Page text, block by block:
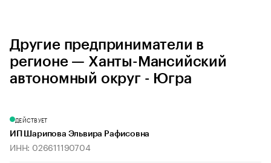
Другие предприниматели в
регионе — Ханты-Мансийский
автономный округ - Югра
ДЕЙСТВУЕТ
ИП Шарипова Эльвира Рафисовна
ИНН: 026611190704